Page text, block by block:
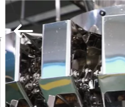
STARTSEITE
Fournisseur.
Copyright
©
2020
-
2022
multi-
weigher.com.
All
Rights
Reserved.